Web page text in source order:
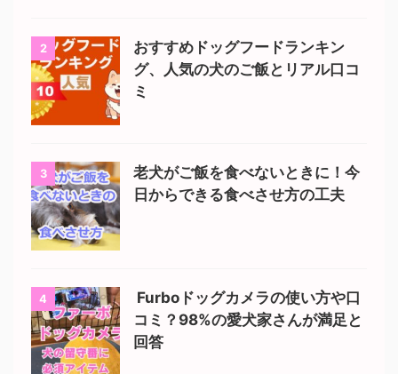
2
おすすめドッグフードランキン
グ、人気の犬のご飯とリアル口コ
ミ
3
老犬がご飯を食べないときに！今
日からできる食べさせ方の工夫
4
Furboドッグカメラの使い方や口
コミ？98%の愛犬家さんが満足と
回答